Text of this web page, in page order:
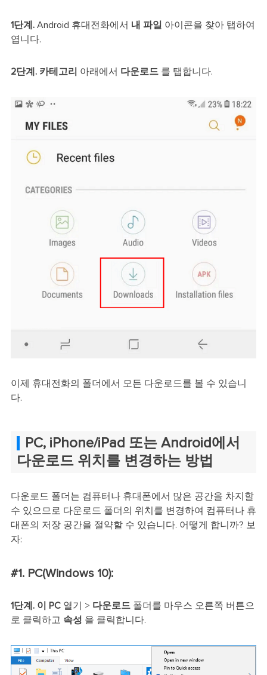
1단계.Android 휴대전화에서 내 파일 아이콘을 찾아 탭하여
엽니다.
2단계. 카테고리 아래에서 다운로드를 탭합니다.
이제 휴대전화의 폴더에서 모든 다운로드를 볼 수 있습니
다.
PC, iPhone/iPad 또는 Android에서
다운로드 위치를 변경하는 방법
다운로드 폴더는 컴퓨터나 휴대폰에서 많은 공간을 차지할
수 있으므로 다운로드 폴더의 위치를 변경하여 컴퓨터나 휴
대폰의 저장 공간을 절약할 수 있습니다. 어떻게 합니까? 보
자:
#1. PC(Windows 10):
1단계. 이 PC열기 > 다운로드폴더를 마우스 오른쪽 버튼으
로 클릭하고 속성 을 클릭합니다.